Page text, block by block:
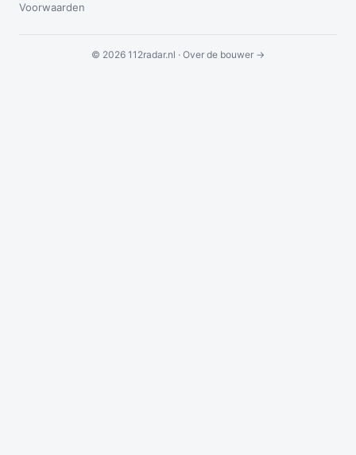
Voorwaarden
© 2026 112radar.nl · Over de bouwer →